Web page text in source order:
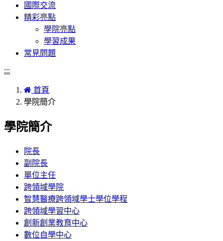
國際交流
精彩亮點
學院亮點
學習成果
常見問題
:::
首頁
學院簡介
學院簡介
院長
副院長
單位主任
跨領域學院
智慧醫療跨領域學士學位學程
跨領域學習中心
創新創業教育中心
數位自學中心